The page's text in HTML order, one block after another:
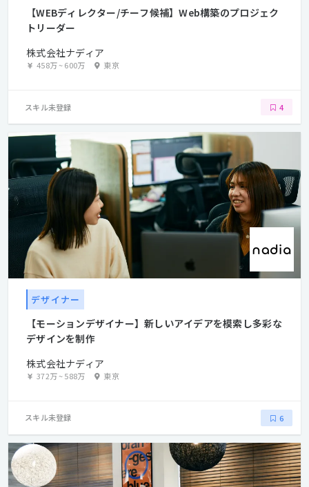
【WEBディレクター/チーフ候補】Web構築のプロジェク
トリーダー
株式会社ナディア
458万~600万 東京
スキル未登録 4
デザイナー
【モーションデザイナー】新しいアイデアを模索し多彩な
デザインを制作
株式会社ナディア
372万~588万 東京
スキル未登録 6